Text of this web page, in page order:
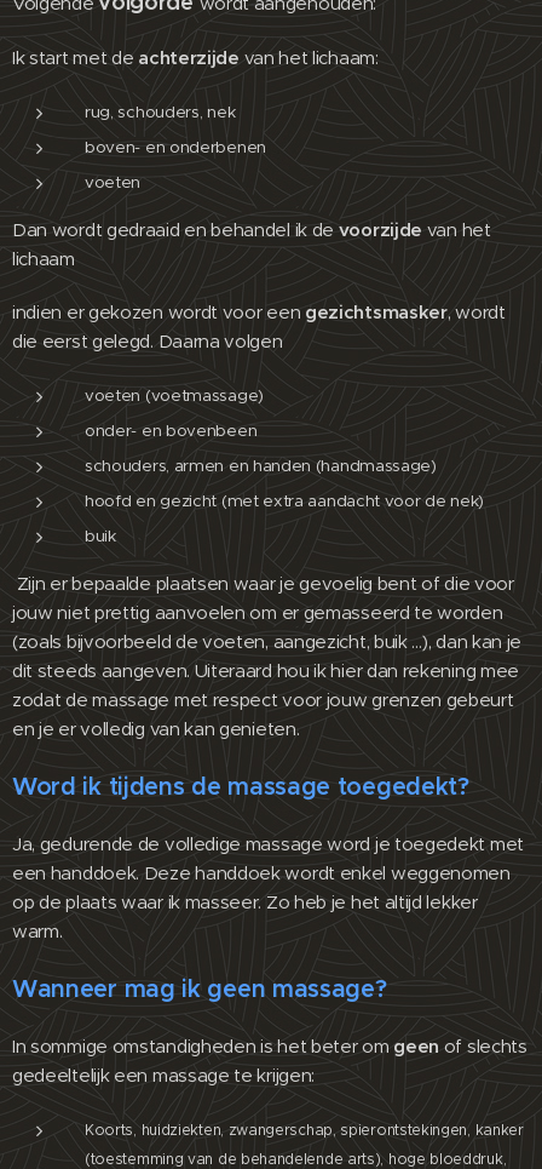
Ik start met de achterzijde van het lichaam:
rug, schouders, nek
boven- en onderbenen
voeten
Dan wordt gedraaid en behandel ik de voorzijde van het
lichaam
indien er gekozen wordt voor een gezichtsmasker, wordt
die eerst gelegd. Daarna volgen
voeten (voetmassage)
onder- en bovenbeen
schouders, armen en handen (handmassage)
hoofd en gezicht (met extra aandacht voor de nek)
buik
Zijn er bepaalde plaatsen waar je gevoelig bent of die voor
jouw niet prettig aanvoelen om er gemasseerd te worden
(zoals bijvoorbeeld de voeten, aangezicht, buik …), dan kan je
dit steeds aangeven. Uiteraard hou ik hier dan rekening mee
zodat de massage met respect voor jouw grenzen gebeurt
en je er volledig van kan genieten.
Word ik tijdens de massage toegedekt?
Ja, gedurende de volledige massage word je toegedekt met
een handdoek. Deze handdoek wordt enkel weggenomen
op de plaats waar ik masseer. Zo heb je het altijd lekker
warm.
Wanneer mag ik geen massage?
In sommige omstandigheden is het beter om geen of slechts
gedeeltelijk een massage te krijgen:
Koorts, huidziekten, zwangerschap, spierontstekingen, kanker
(toestemming van de behandelende arts), hoge bloeddruk,